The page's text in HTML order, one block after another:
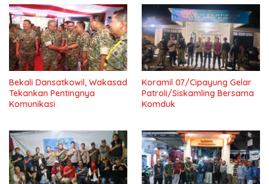
Bekali Dansatkowil, Wakasad
Tekankan Pentingnya
Komunikasi
Koramil 07/Cipayung Gelar
Patroli/Siskamling Bersama
Komduk